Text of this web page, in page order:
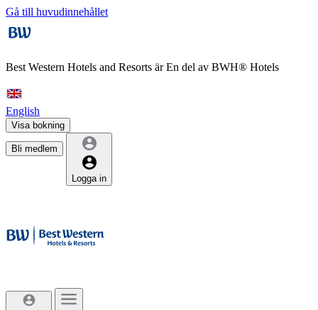
Gå till huvudinnehållet
Best Western Hotels and Resorts ärEn del av BWH® Hotels
English
Visa bokning
Bli medlem
Logga in